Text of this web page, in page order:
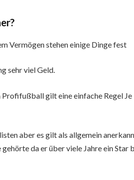
Vermögen stehen einige Dinge fest
sehr viel Geld.
gilt eine einfache Regel
aber es gilt als allgemein
da er über viele Jahre ein Star